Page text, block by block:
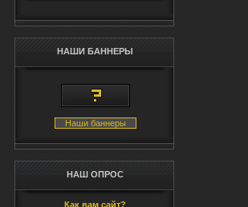
НАШИ БАННЕРЫ
Наши баннеры
НАШ ОПРОС
Как вам сайт?